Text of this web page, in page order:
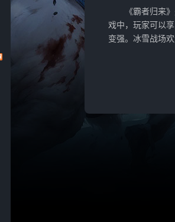
《霸者归来
戏中，玩家可以
变强。冰雪战场